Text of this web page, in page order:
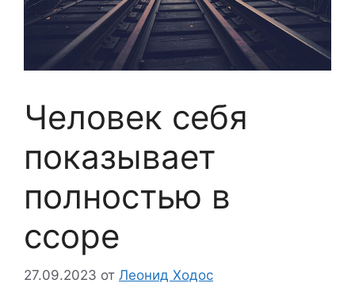
Человек себя
показывает
полностью в
ссоре
27.09.2023 от Леонид Ходос